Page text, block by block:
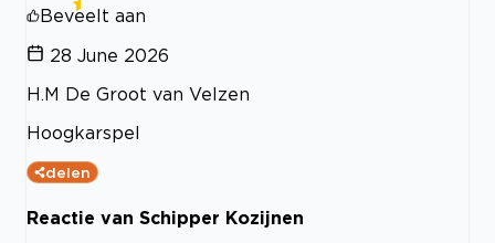
Beveelt aan
28 June 2026
H.M De Groot van Velzen
Hoogkarspel
delen
Reactie van Schipper Kozijnen